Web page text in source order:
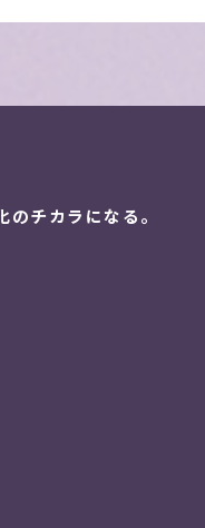
のチカラになる。